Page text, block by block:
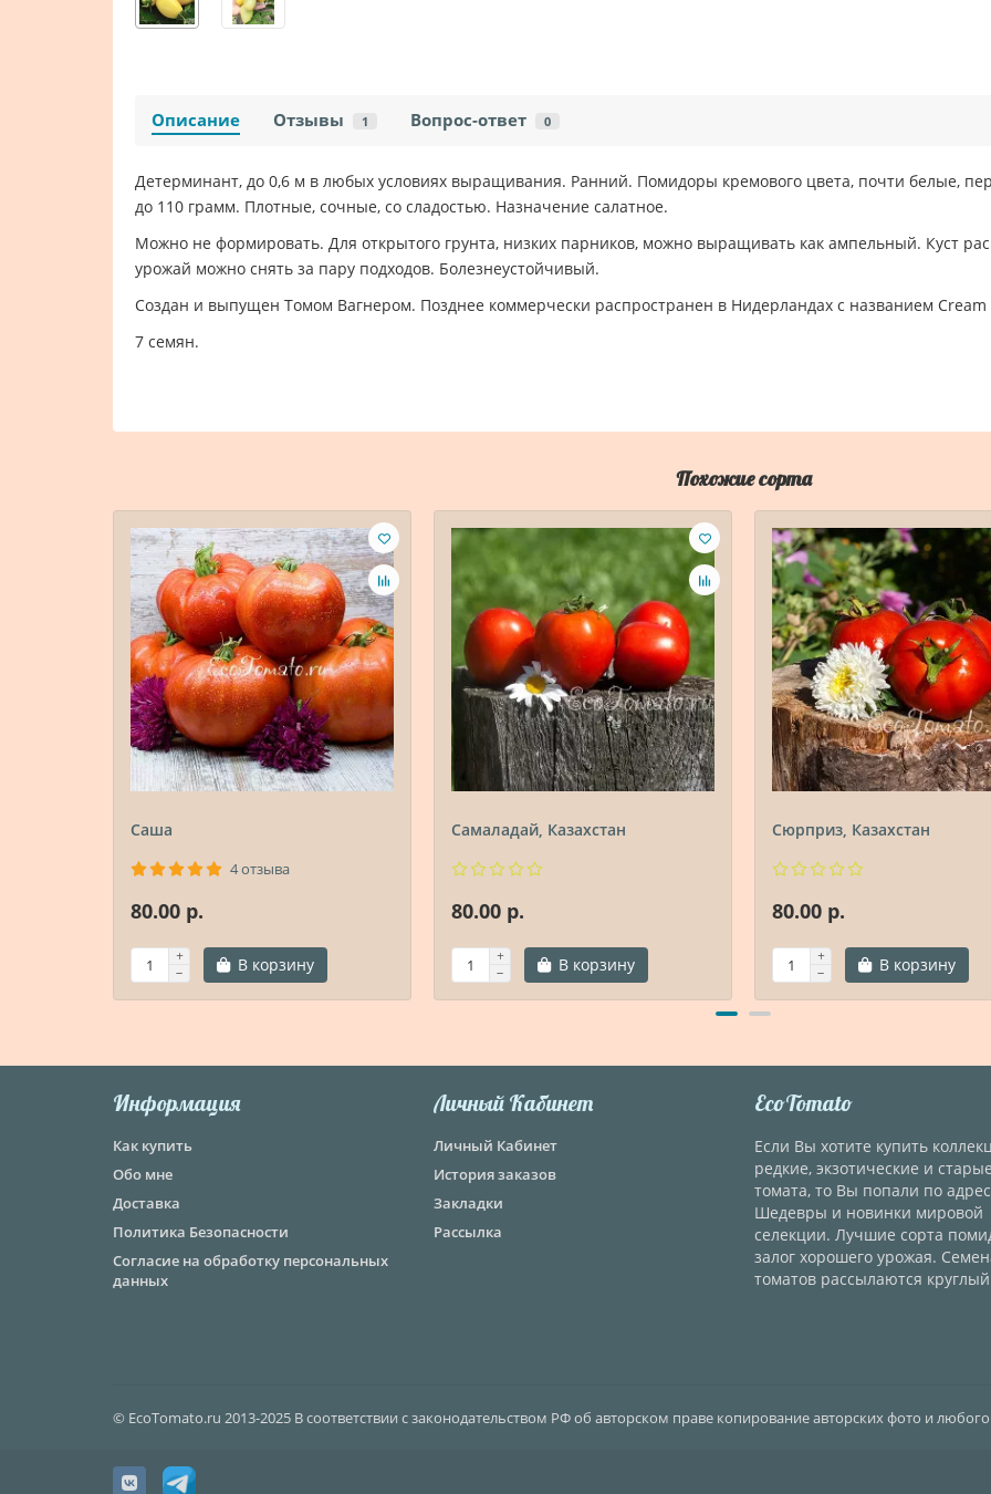
Описание Отзывы 1 Вопрос-ответ 0
Детерминант, до 0,6 м в любых условиях выращивания. Ранний. Помидоры кремового цвета, почти белые,
до 110 грамм. Плотные, сочные, со сладостью. Назначение салатное.
Можно не формировать. Для открытого грунта, низких парников, можно выращивать как ампельный. Куст
урожай можно снять за пару подходов. Болезнеустойчивый.
Создан и выпущен Томом Вагнером. Позднее коммерчески распространен в Нидерландах с названием Cream
7 семян.
Похожие сорта
Саша
4 отзыва
80.00 р.
В корзину
Самаладай, Казахстан
80.00 р.
В корзину
Сюрприз, Казахстан
80.00 р.
В корзину
Информация
Как купить
Обо мне
Доставка
Политика Безопасности
Согласие на обработку персональных
данных
Личный Кабинет
Личный Кабинет
История заказов
Закладки
Рассылка
EcoTomato
Если Вы хотите купить
редкие, экзотические и
томата, то Вы попали по
Шедевры и новинки мировой
селекции. Лучшие сорта
залог хорошего урожая.
томатов рассылаются круглый
© EcoTomato.ru 2013-2025 В соответствии с законодательством РФ об авторском праве копирование авторских фото и